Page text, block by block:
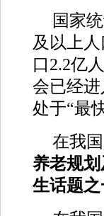
国家
及以上
口2.2亿
会已经
处于“最
在我
养老规
生话题之